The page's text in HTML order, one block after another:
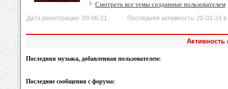
Смотреть все темы созданные пользователем
Дата регистрации: 09-06-21 Последняя активность: 20-01-24 в
Активность
Последняя музыка, добавленная пользователем:
Последние сообщения с форума: